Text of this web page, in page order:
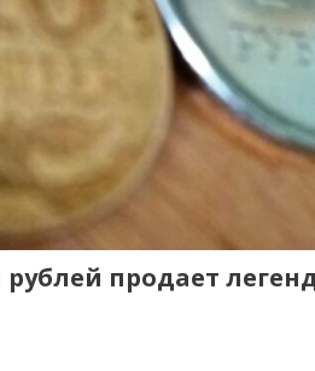
рублей продает